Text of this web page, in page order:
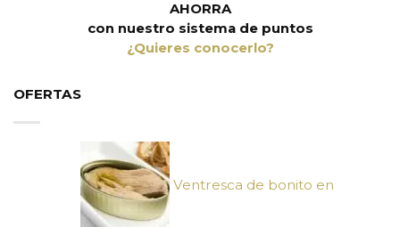
AHORRA
con nuestro sistema de puntos
¿Quieres conocerlo?
OFERTAS
Ventresca de bonito en